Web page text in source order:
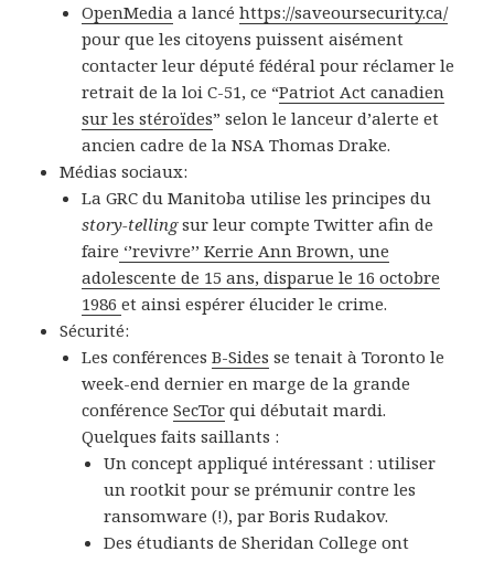
OpenMedia a lancéhttps://saveoursecurity.ca/
pour que les citoyens puissent aisément
contacter leur député fédéral pour réclamer le
retrait de la loi C-51, ce “Patriot Act canadien
sur les stéroïdes” selon le lanceur d’alerte et
ancien cadre de la NSA Thomas Drake.
Médias sociaux:
La GRC du Manitoba utilise les principes du
story-tellingsur leur compte Twitter afin de
faire ‘’revivre’’ Kerrie Ann Brown, une
adolescente de 15 ans, disparue le 16 octobre
1986et ainsi espérer élucider le crime.
Sécurité:
Les conférencesB-Sides se tenait à Toronto le
week-end dernier en marge de la grande
conférenceSecTor qui débutait mardi.
Quelques faits saillants :
Un concept appliqué intéressant : utiliser
un rootkit pour se prémunir contre les
ransomware (!), par Boris Rudakov.
Des étudiants de Sheridan College ont